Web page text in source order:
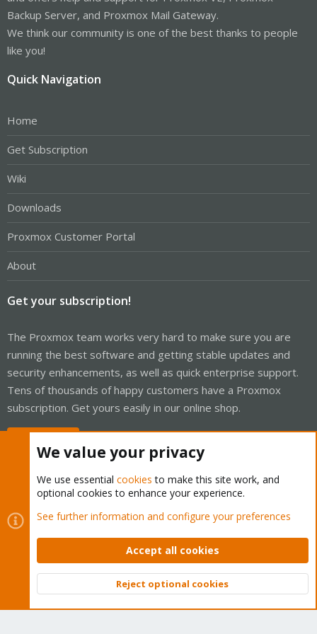
Backup Server, and Proxmox Mail Gateway.
We think our community is one of the best thanks to people
like you!
Quick Navigation
Home
Get Subscription
Wiki
Downloads
Proxmox Customer Portal
About
Get your subscription!
The Proxmox team works very hard to make sure you are
running the best software and getting stable updates and
security enhancements, as well as quick enterprise support.
Tens of thousands of happy customers have a Proxmox
subscription. Get yours easily in our online shop.
Cookies
Proxmox Support Forum - Light Mode
Contact us
Terms and rules Privacy policy Help Home
Community platform by XenForo © 2010-2026 XenForo Ltd.
Top
We value your privacy
We use essential cookies to make this site work, and
optional cookies to enhance your experience.
See further information and configure your preferences
Accept all cookies
Reject optional cookies